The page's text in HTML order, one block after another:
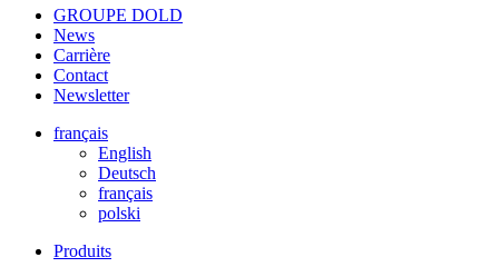
GROUPE DOLD
News
Carrière
Contact
Newsletter
français
English
Deutsch
français
polski
Produits